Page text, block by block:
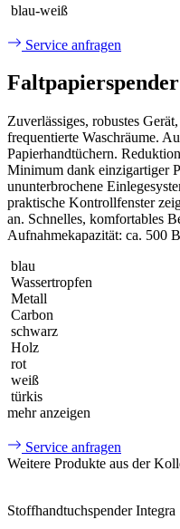
blau-weiß
Service anfragen
Zuverlässiges, robustes
frequentierte Waschräume.
Papierhandtüchern.
Minimum dank einzigartiger
ununterbrochene
praktische Kontrollfenster
an. Schnelles, komfortables
Aufnahmekapazität: ca. 500
blau
Wassertropfen
Metall
Carbon
schwarz
Holz
rot
weiß
türkis
mehr anzeigen
Service anfragen
Weitere Produkte aus der
Stoffhandtuchspender Integra